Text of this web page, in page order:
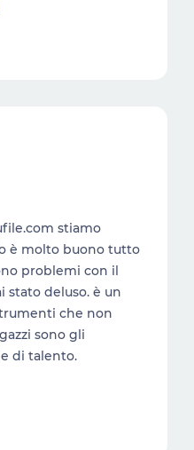
stiamo
è molto buono tutto
problemi con il
stato deluso. è un
che non
sono gli
di talento.